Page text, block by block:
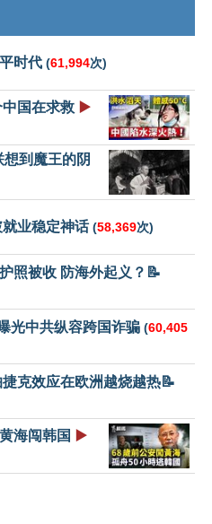
时代 (61,994次)
国在求救 ▶️
到魔王的阴
业稳定神话(58,369次)
照被收 防海外起义？📝
光中共纵容跨国诈骗 (60,405
克效应在欧洲越烧越热📝
海闯韩国 ▶️